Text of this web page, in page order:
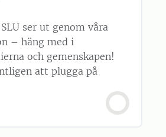
ser ut genom våra
– häng med i
och gemenskapen!
att plugga på